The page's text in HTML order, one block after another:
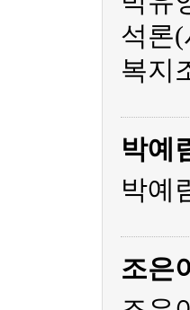
석론
복지
박예
박예
조은